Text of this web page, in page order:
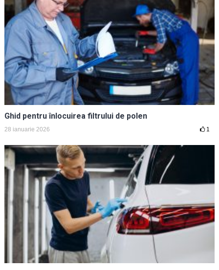
Ghid pentru înlocuirea filtrului de polen
28 ianuarie 2026 1